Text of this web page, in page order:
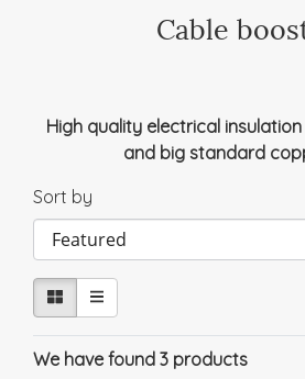
Cable
High quality electrical
and big standard
Sort by
We have found 3 products